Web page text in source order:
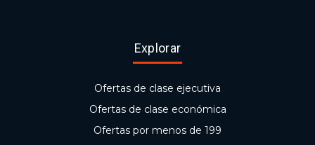
Explorar
Ofertas de clase ejecutiva
Ofertas de clase económica
Ofertas por menos de 199